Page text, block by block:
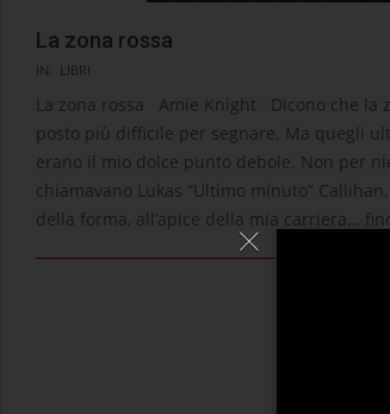
La zona rossa
2021-
06-
03
IN: LIBRI
La zona rossa Amie Knight Dicono che la
posto più difficile per segnare. Ma quegli
erano il mio dolce punto debole. Non per
chiamavano Lukas “Ultimo minuto”
della forma, all’apice della mia carriera…